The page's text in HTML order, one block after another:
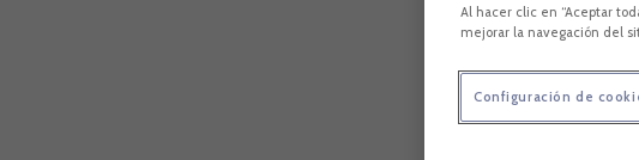
Al hacer clic en “Aceptar
mejorar la navegación del
Configuración de